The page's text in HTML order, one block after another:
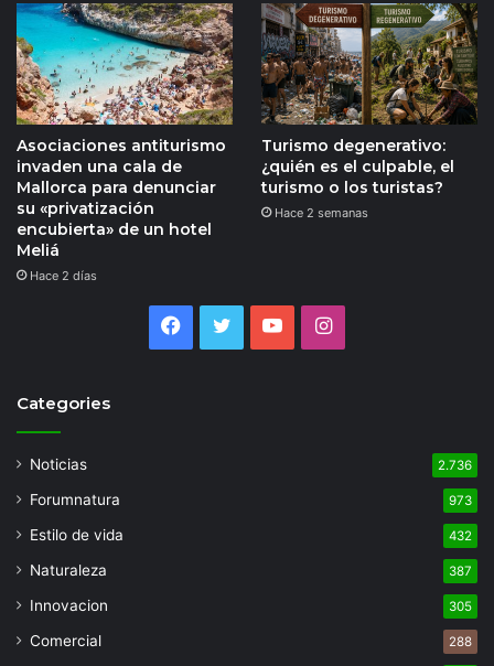
Asociaciones antiturismo
invaden una cala de
Mallorca para denunciar
su «privatización
encubierta» de un hotel
Meliá
Hace 2 días
Turismo degenerativo:
¿quién es el culpable, el
turismo o los turistas?
Hace 2 semanas
Facebook
TwitterYouTubeInstagram
Categories
Noticias 2.736
Forumnatura 973
Estilo de vida 432
Naturaleza 387
Innovacion 305
Comercial 288